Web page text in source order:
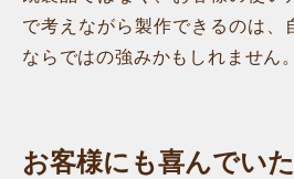
で考えながら製作できるのは、
ならではの強みかもしれません。
お客様にも喜んでい